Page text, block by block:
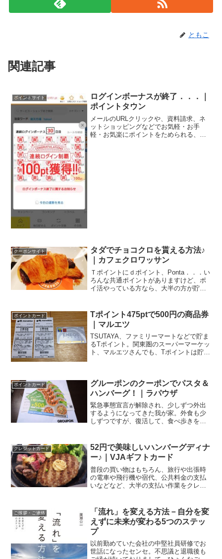
ともこ
関連記事
ポイントサイト
ログインボーナスが終了．．．｜
ポイントタウン
メールのURLクリックや、資料請求、ネ
ットショッピングなどでお気軽・お手
軽・お気楽にポイントをためられる、ポ
クーポンサイト
タダでチョコクロを貰える方法♪
｜カフェクロワッサン
Ｔポイントにｄポイント、Ponta．．．い
ろんな共通ポイントがありますけど、ポ
イ活やっている方なら、大半の方が貯め
イントGet楽天ポイントを貯めている方な
ら、入れておくべ...
ポイントカード
Tポイント475ptで500円の商品券
｜マルエツ
TSUTAYA、ファミリーマートなどで貯ま
るTポイント。関東圏のスーパーマーケッ
ト、マルエツさんでも、Tポイントは貯ま
ント交換企画...
ポイントカード
グルーポンのクーポンでパスタ＆
ハンバーグ！｜ラパウザ
緊急事態宣言が解除され、少しずつ外出
するようになってきた我が家。外食も少
しずつですが、復活して、食べ歩きを再
に行っていたお店を再訪して懐かしんだ
りしていますが、こ...
クレジットカード
52円で美味しいハンバーグディナ
ー♪｜VJAギフトカード
普段の買い物はもちろん、旅行や出張時
の電車や飛行機や宿代、公共料金の支払
いなどなど、大半の支払い作業をクレジ
す。実は汎用性が高い、VJAギフトカー
ドポイントの交換先として...
ご挨拶・ご連絡
「流れ」を変える方法－自分を変
えずに未来が変わる5つのステッ
プ
以前勤めていた会社の中堅社員研修でお
世話になったセンセ。不思議と退職後も